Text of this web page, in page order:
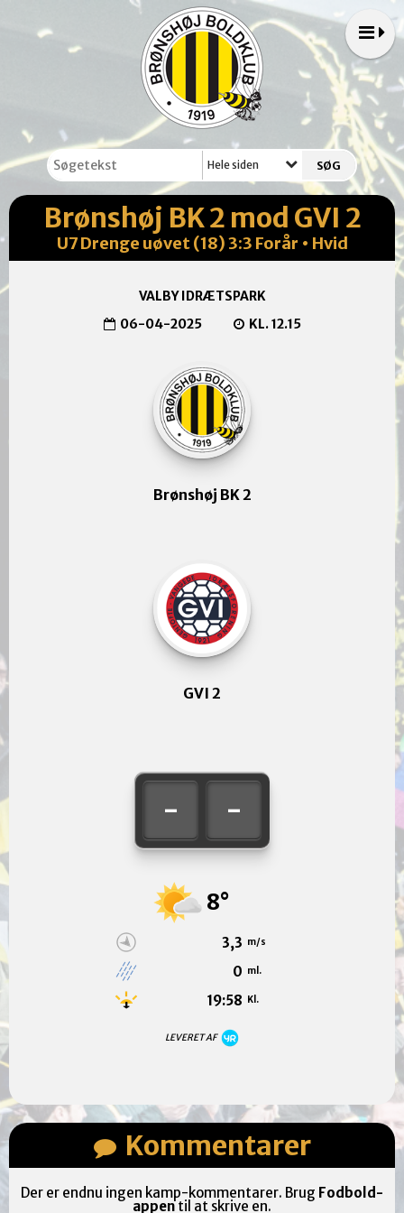
Hele siden
Brønshøj BK 2 mod GVI 2
U7 Drenge uøvet (18) 3:3 Forår • Hvid
VALBY IDRÆTSPARK
06-04-2025
KL. 12.15
Brønshøj BK 2
- -
8°
3,3 m/s
0 ml.
19:58 Kl.
LEVERET AF
GVI 2
Kommentarer
Der er endnu ingen kamp-kommentarer. Brug Fodbold-
appentil at skrive en.